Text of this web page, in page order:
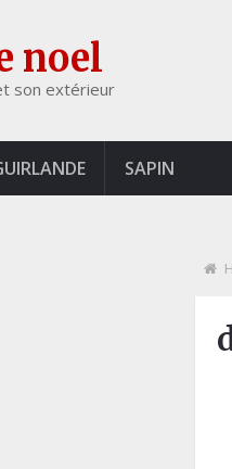
noel
son extérieur
SAPIN